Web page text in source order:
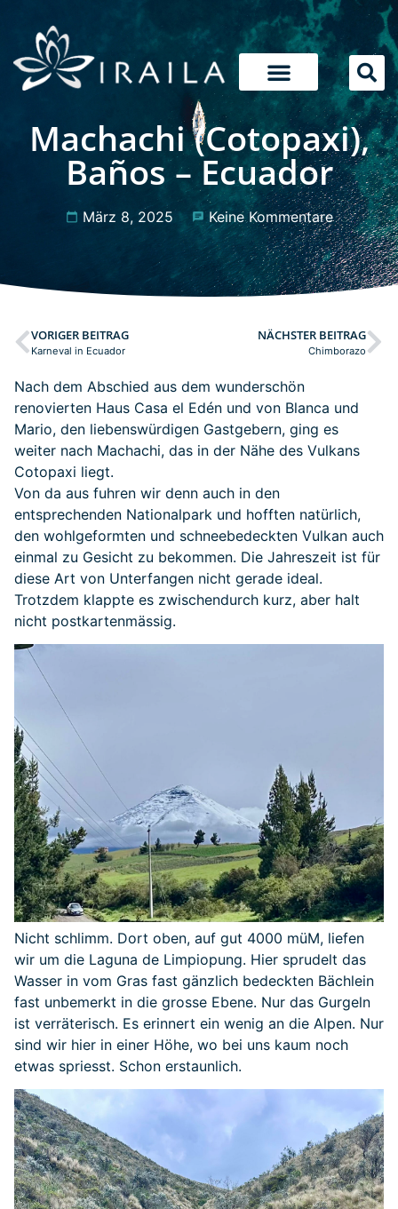
Machachi (Cotopaxi),
Baños – Ecuador
März 8, 2025 Keine Kommentare
VORIGER BEITRAG
Karneval in Ecuador
NÄCHSTER BEITRAG
Chimborazo
Nach dem Abschied aus dem wunderschön
renovierten Haus Casa el Edén und von Blanca und
Mario, den liebenswürdigen Gastgebern, ging es
weiter nach Machachi, das in der Nähe des Vulkans
Cotopaxi liegt.
Von da aus fuhren wir denn auch in den
entsprechenden Nationalpark und hofften natürlich,
den wohlgeformten und schneebedeckten Vulkan auch
einmal zu Gesicht zu bekommen. Die Jahreszeit ist für
diese Art von Unterfangen nicht gerade ideal.
Trotzdem klappte es zwischendurch kurz, aber halt
nicht postkartenmässig.
Nicht schlimm. Dort oben, auf gut 4000 müM, liefen
wir um die Laguna de Limpiopung. Hier sprudelt das
Wasser in vom Gras fast gänzlich bedeckten Bächlein
fast unbemerkt in die grosse Ebene. Nur das Gurgeln
ist verräterisch. Es erinnert ein wenig an die Alpen. Nur
sind wir hier in einer Höhe, wo bei uns kaum noch
etwas spriesst. Schon erstaunlich.